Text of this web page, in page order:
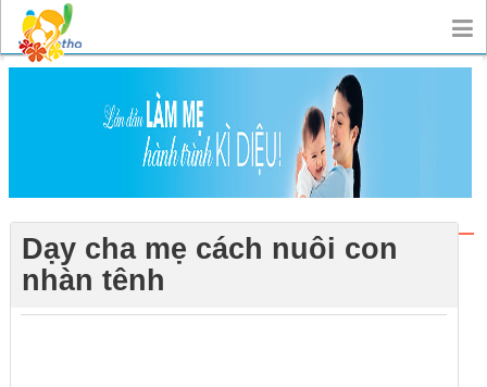
Dạy cha mẹ cách nuôi con
nhàn tênh